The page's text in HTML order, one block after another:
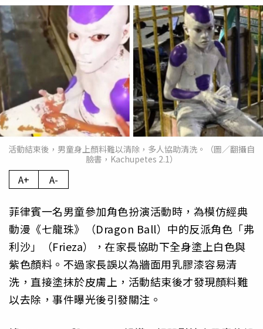
活動結束後，男童身上顏料難以清除，多人協助清洗。（圖／翻攝自
臉書，Kachupetes 2.1）
A+ A-
菲律賓一名男童參加角色扮演活動時，為模仿經典
動漫《七龍珠》（Dragon Ball）中的反派角色「弗
利沙」（Frieza），在家長協助下全身塗上白色與
紫色顏料。不過家長誤以為牆面用乳膠漆容易清
洗，直接塗抹於皮膚上，活動結束後才發現顏料難
以去除，事件曝光後引發關注。